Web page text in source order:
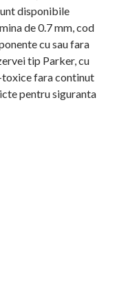
disponibile
de 0.7 mm, cod
cu sau fara
tip Parker, cu
toxice fara continut
pentru siguranta